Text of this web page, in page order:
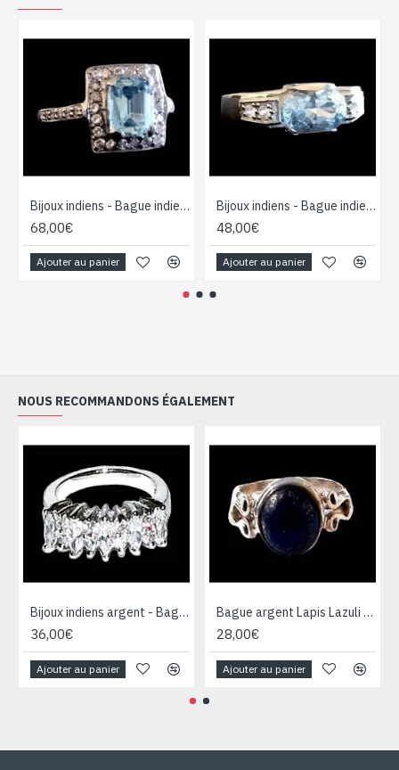
Bijoux indiens - Bague indienne argent rhodié Topaze
68,00€
Ajouter au panier
Bijoux indiens - Bague indienne rhodiée Topaze
48,00€
Ajouter au panier
NOUS RECOMMANDONS ÉGALEMENT
Bijoux indiens argent - Bague indienne oxyde de Zirconium
36,00€
Ajouter au panier
Bague argent Lapis Lazuli - Bijoux Inde - Bijoux indiens
28,00€
Ajouter au panier